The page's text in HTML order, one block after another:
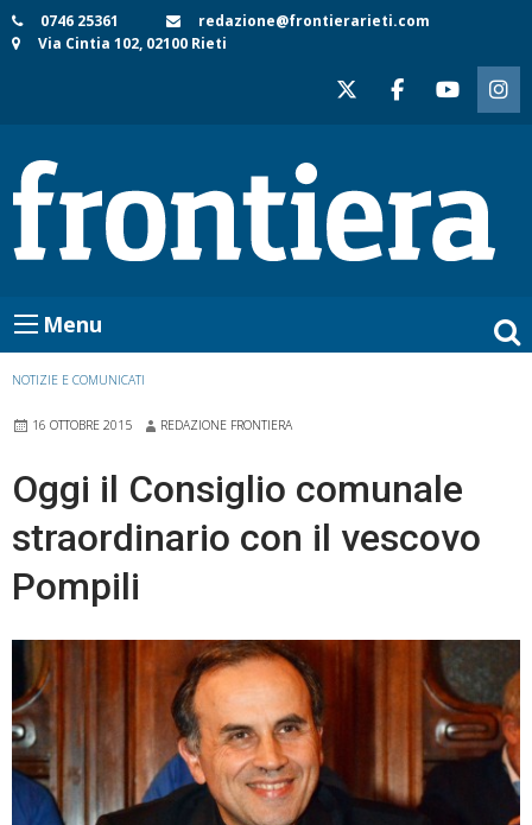
Skip
to
0746 25361
redazione@frontierarieti.com
Via Cintia 102, 02100 Rieti
Menu
NOTIZIE E COMUNICATI
16 OTTOBRE 2015 REDAZIONE FRONTIERA
Oggi il Consiglio comunale
straordinario con il vescovo
Pompili